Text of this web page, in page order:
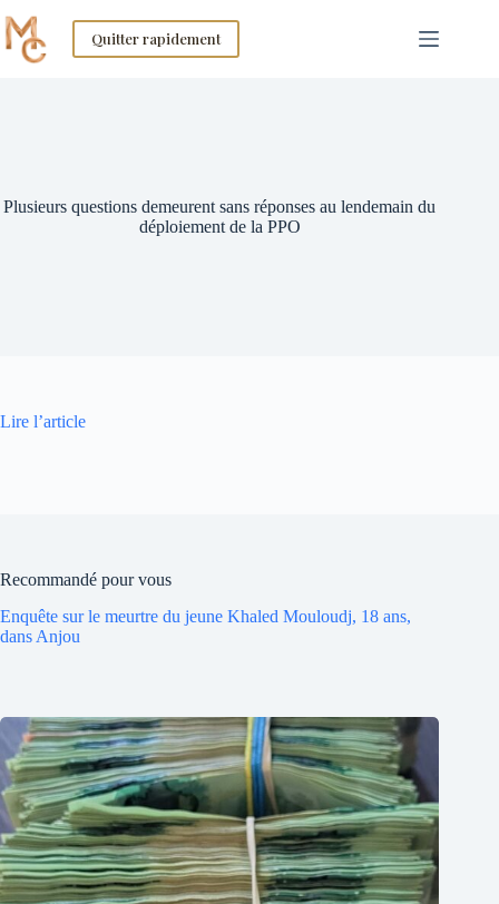
to
content
Quitter rapidement
Plusieurs questions demeurent sans réponses au lendemain du
déploiement de la PPO
Lire l’article
Recommandé pour vous
Enquête sur le meurtre du jeune Khaled Mouloudj, 18 ans,
dans Anjou